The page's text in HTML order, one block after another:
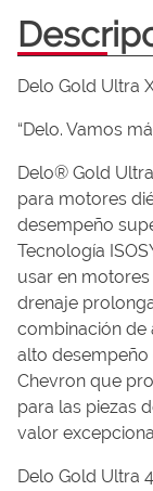
Delo Gold Ultra
“Delo. Vamos
Delo® Gold
para motores
desempeño
Tecnología
usar en
drenaje
combinación de
alto
Chevron que
para las piezas
valor
Delo Gold Ultra